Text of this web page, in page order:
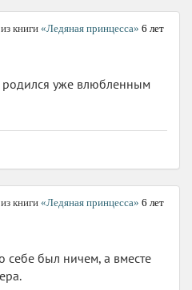
книги «Ледяная принцесса» 6 лет
родился уже влюбленным
книги «Ледяная принцесса» 6 лет
был ничем, а вместе